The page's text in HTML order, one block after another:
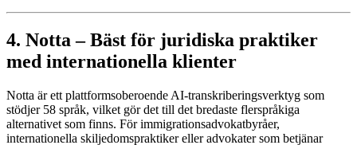
4. Notta – Bäst för juridiska praktiker
med internationella klienter
Notta är ett plattformsoberoende AI-transkriberingsverktyg som
stödjer 58 språk, vilket gör det till det bredaste flerspråkiga
alternativet som finns. För immigrationsadvokatbyråer,
internationella skiljedomspraktiker eller advokater som betjänar